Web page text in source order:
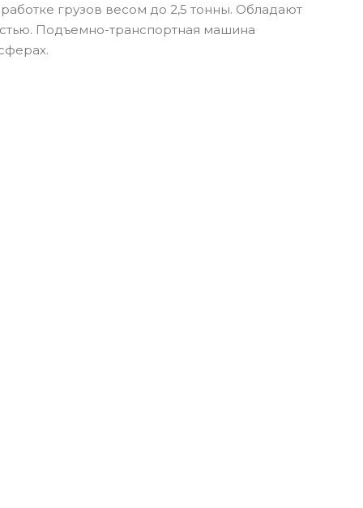
грузов весом до 2,5 тонны. Обладают
Подъемно-транспортная машина